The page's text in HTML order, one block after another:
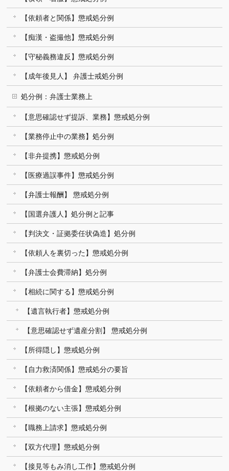
【依頼者と関係】懲戒処分例
【痴漢・盗撮他】懲戒処分例
【守秘義務違反】懲戒処分例
【成年後見人】 弁護士戒処分例
処分例：弁護士業務上
【意思確認せず提訴、業務】懲戒処分例
【業務停止中の業務】処分例
【非弁提携】懲戒処分例
【医療過誤事件】懲戒処分例
【弁護士報酬】 懲戒処分例
【国選弁護人】処分例と記事
【判決文・証拠委任状偽造】処分例
【依頼人を裏切った】懲戒処分例
【弁護士会費滞納】処分例
【相続に関する】懲戒処分例
【遺言執行者】懲戒処分例
【意思確認せず遺産分割】 懲戒処分例
【所得隠し】懲戒処分例
【自力救済関係】懲戒処分の要旨
【依頼者から借金】懲戒処分例
【根拠のない主張】懲戒処分例
【職務上請求】懲戒処分例
【双方代理】懲戒処分例
【接見等もみ消し工作】懲戒処分例